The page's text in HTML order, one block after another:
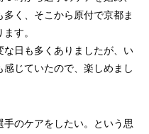
く、そこから原付で京都ま
す。
日も多くありましたが、い
じていたので、楽しめまし
のケアをしたい。という思